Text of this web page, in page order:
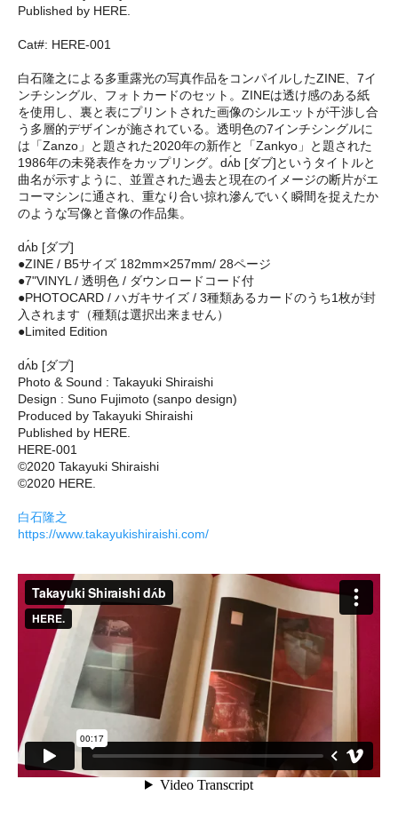
Published by HERE.
Cat#: HERE-001
白石隆之による多重露光の写真作品をコンパイルしたZINE、7イ
ンチシングル、フォトカードのセット。ZINEは透け感のある紙
を使用し、裏と表にプリントされた画像のシルエットが干渉し合
う多層的デザインが施されている。透明色の7インチシングルに
は「Zanzo」と題された2020年の新作と「Zankyo」と題された
1986年の未発表作をカップリング。dʌ́b [ダブ]というタイトルと
曲名が示すように、並置された過去と現在のイメージの断片がエ
コーマシンに通され、重なり合い掠れ滲んでいく瞬間を捉えたか
のような写像と音像の作品集。
dʌ́b [ダブ]
●ZINE / B5サイズ 182mm×257mm/ 28ページ
●7"VINYL / 透明色 / ダウンロードコード付
●PHOTOCARD / ハガキサイズ / 3種類あるカードのうち1枚が封
入されます（種類は選択出来ません）
●Limited Edition
dʌ́b [ダブ]
Photo & Sound : Takayuki Shiraishi
Design : Suno Fujimoto (sanpo design)
Produced by Takayuki Shiraishi
Published by HERE.
HERE-001
©︎2020 Takayuki Shiraishi
©︎2020 HERE.
白石隆之
https://www.takayukishiraishi.com/